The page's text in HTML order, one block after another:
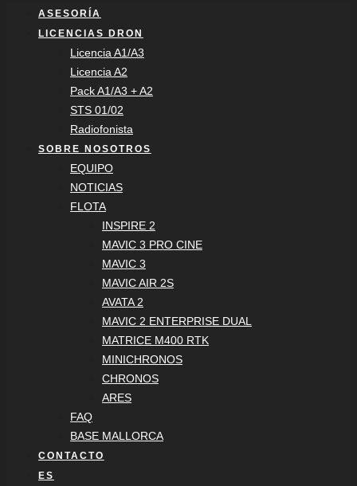
ASESORÍA
LICENCIAS DRON
Licencia A1/A3
Licencia A2
Pack A1/A3 + A2
STS 01/02
Radiofonista
SOBRE NOSOTROS
EQUIPO
NOTICIAS
FLOTA
INSPIRE 2
MAVIC 3 PRO CINE
MAVIC 3
MAVIC AIR 2S
AVATA 2
MAVIC 2 ENTERPRISE DUAL
MATRICE M400 RTK
MINICHRONOS
CHRONOS
ARES
FAQ
BASE MALLORCA
CONTACTO
ES